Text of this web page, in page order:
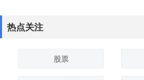
热点关注
股票